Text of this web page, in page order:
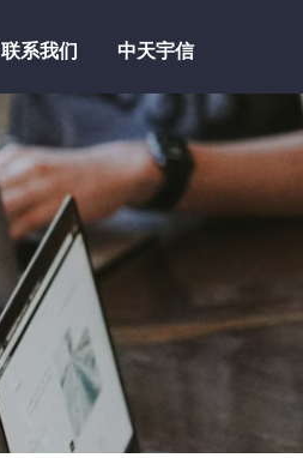
联系我们
联系我们
中天宇信
中天宇信